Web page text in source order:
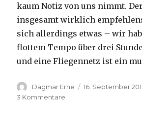
kaum Notiz von uns nimmt.
insgesamt wirklich
sich allerdings etwas – wir
flottem Tempo über drei
und eine Fliegennetz ist ein
Autor
Dagmar Erne
Veröffentlicht
16. September
3 Kommentare